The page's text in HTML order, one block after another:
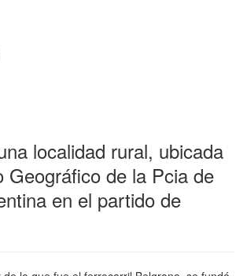
localidad rural, ubicada
Geográfico de la Pcia de
en el partido de